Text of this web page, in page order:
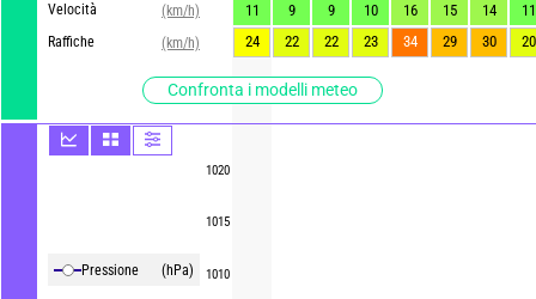
Velocità
(km/h)
Raffiche
(km/h)
Confronta i modelli meteo
Pressione (hPa)
1020
1015
1010
11
9 9 10 16 15 14
11
24
22 22 23 34 29 30 20